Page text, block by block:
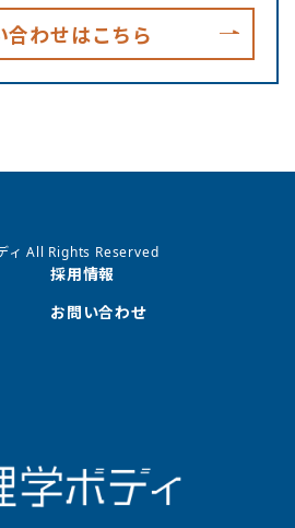
合わせはこちら
採用情報
お問い合わせ
ィ All Rights Reserved